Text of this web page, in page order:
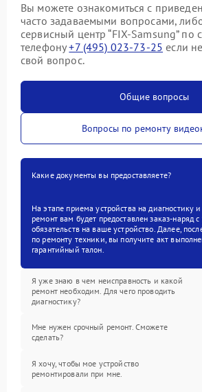
Вы можете ознакомиться с
часто задаваемыми вопросами,
сервисный центр “FIX-Samsung” по
телефону+7 (495) 023-73-25 если
свой вопрос.
Общие вопросы
Вопросы по ремонту
Какие документы вы предоставляете?
На этапе приема устройства на диагностику
ремонт вам будет предоставлен заказ-наряд
обязательств на ваше устройство. Далее,
по ремонту техники, вы получите акт
гарантийный талон.
Я уже знаю в чем неисправность и какой
ремонт необходим. Для чего проводить
диагностику?
Мне нужен срочный ремонт. Сможете
сделать?
Я хочу, чтобы мое устройство
ремонтировали при мне.